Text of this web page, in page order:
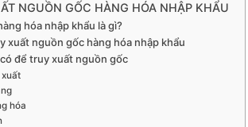
NGUỒN GỐC HÀNG HÓA NHẬP KHẨU
hóa nhập khẩu là gì?
xuất nguồn gốc hàng hóa nhập khẩu
để truy xuất nguồn gốc
hóa